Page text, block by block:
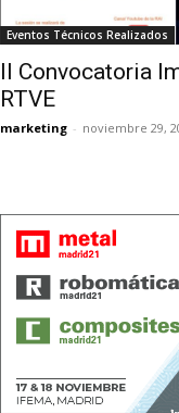
Eventos Técnicos Realizados
II Convocatoria
RTVE
marketing - noviembre 29,